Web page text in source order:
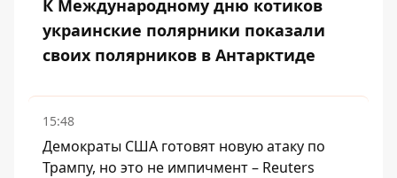
К Международному дню котиков
украинские полярники показали
своих полярников в Антарктиде
15:48
Демократы США готовят новую атаку по
Трампу, но это не импичмент – Reuters